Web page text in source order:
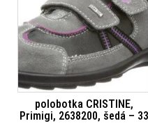
polobotka CRISTINE,
Primigi, 2638200, šedá – 33